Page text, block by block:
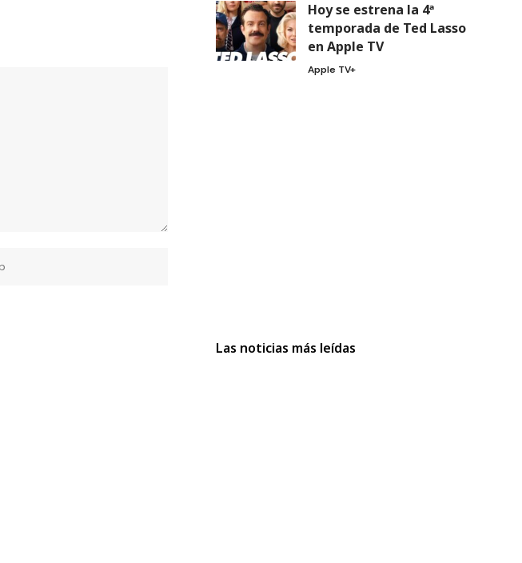
Hoy se estrena la 4ª
temporada de Ted Lasso
en Apple TV
Apple TV+
Las noticias más leídas